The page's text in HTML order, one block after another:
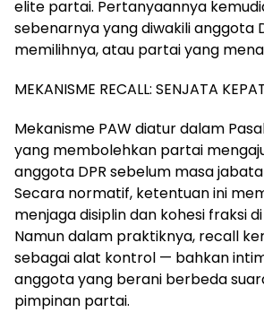
elite partai. Pertanyaannya
sebenarnya yang diwakili anggota
memilihnya, atau partai yang
MEKANISME RECALL: SENJATA
Mekanisme PAW diatur dalam
yang membolehkan partai
anggota DPR sebelum masa
Secara normatif, ketentuan ini
menjaga disiplin dan kohesi fraksi
Namun dalam praktiknya, recall
sebagai alat kontrol — bahkan
anggota yang berani berbeda
pimpinan partai.